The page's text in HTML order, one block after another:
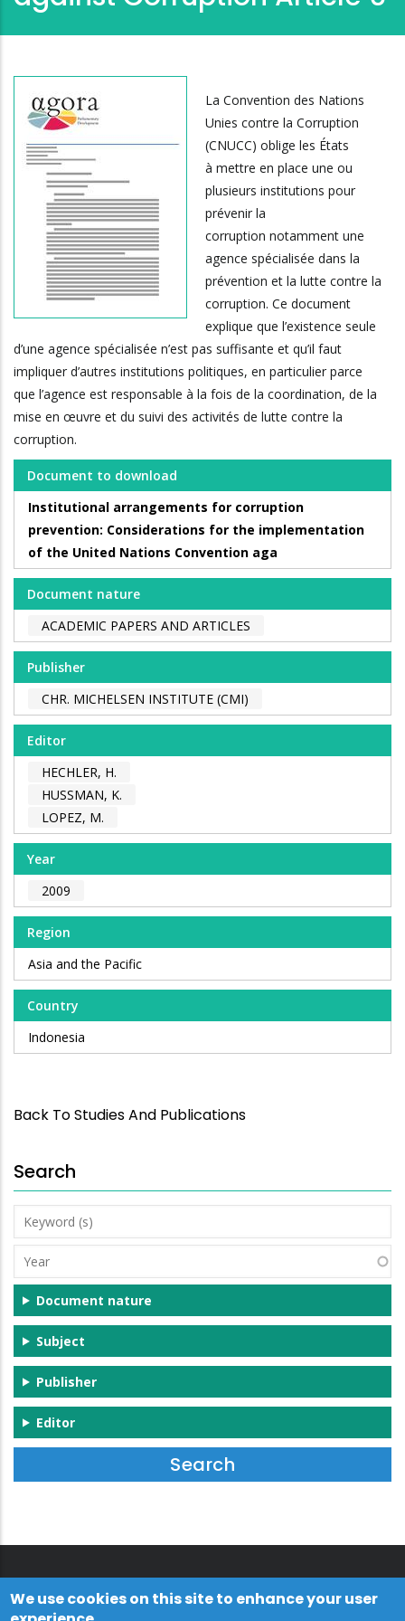
La Convention des Nations
Unies contre la Corruption
(CNUCC) oblige les États
à mettre en place une ou
plusieurs institutions pour
prévenir la
corruption notamment une
agence spécialisée dans la
prévention et la lutte contre la
corruption. Ce document
explique que l’existence seule
d’une agence spécialisée n’est pas suffisante et qu’il faut
impliquer d’autres institutions politiques, en particulier parce
que l’agence est responsable à la fois de la coordination, de la
mise en œuvre et du suivi des activités de lutte contre la
corruption.
Document to download
Institutional arrangements for corruption
prevention: Considerations for the implementation
of the United Nations Convention aga
Document nature
ACADEMIC PAPERS AND ARTICLES
Publisher
CHR. MICHELSEN INSTITUTE (CMI)
Editor
HECHLER, H.
HUSSMAN, K.
LOPEZ, M.
Year
2009
Region
Asia and the Pacific
Country
Indonesia
Back To Studies And Publications
Search
Keyword
(s)
Year
Document nature
Subject
Publisher
Editor
We use cookies on this site to enhance your user